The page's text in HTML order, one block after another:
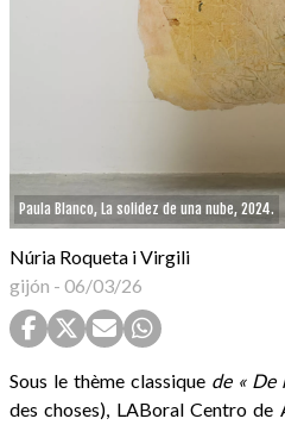
Paula Blanco, La solidez de una nube, 2024.
Núria Roqueta i Virgili
gijón - 06/03/26
Sous le thème classique de « De
des choses), LABoral Centro